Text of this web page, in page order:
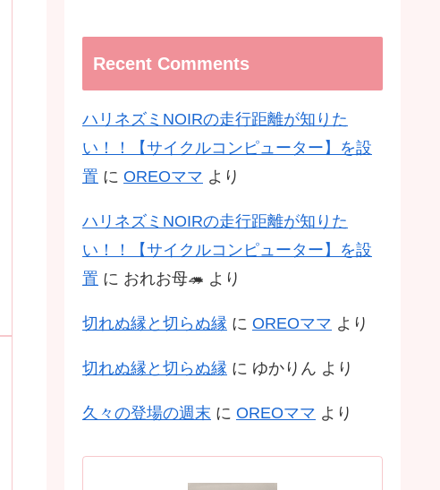
Recent Comments
ハリネズミNOIRの走行距離が知りた
い！！【サイクルコンピューター】を設
置 に OREOママ より
ハリネズミNOIRの走行距離が知りた
い！！【サイクルコンピューター】を設
置 に おれお母🦔 より
切れぬ縁と切らぬ縁 に OREOママ より
切れぬ縁と切らぬ縁 に ゆかりん より
久々の登場の週末 に OREOママ より